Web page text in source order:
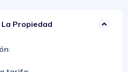
Propiedad
: